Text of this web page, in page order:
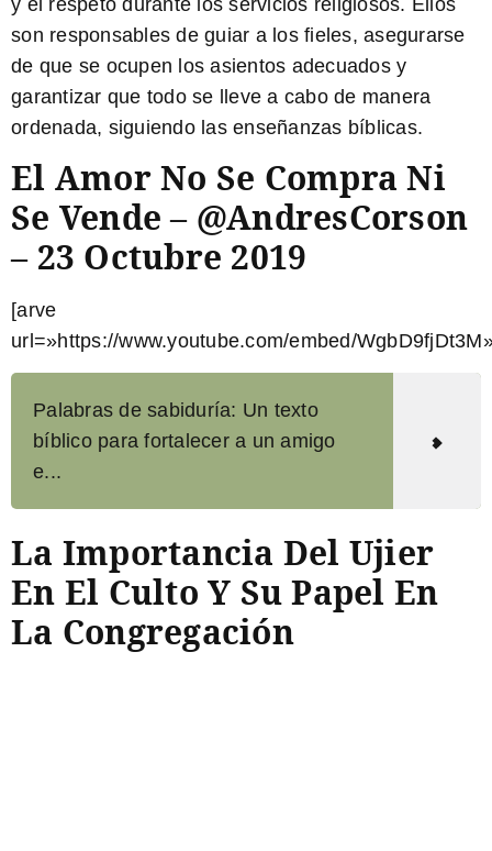
son responsables de guiar a los fieles, asegurarse
de que se ocupen los asientos adecuados y
garantizar que todo se lleve a cabo de manera
ordenada, siguiendo las enseñanzas bíblicas.
El Amor No Se Compra Ni
Se Vende – @AndresCorson
– 23 Octubre 2019
[arve
url=»https://www.youtube.com/embed/
Palabras de sabiduría: Un texto
bíblico para fortalecer a un amigo
e...
La Importancia Del Ujier
En El Culto Y Su Papel En
La Congregación